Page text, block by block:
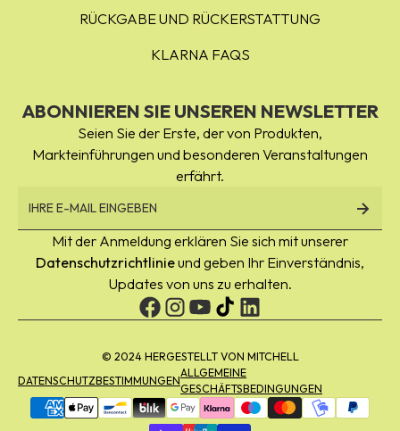
ABONNIEREN SIE UNSEREN NEWSLETTER
Seien Sie der Erste, der von Produkten,
Markteinführungen und besonderen Veranstaltungen
erfährt.
Mit der Anmeldung erklären Sie sich mit unserer
Datenschutzrichtlinieund geben Ihr Einverständnis,
Updates von uns zu erhalten.
RÜCKGABE UND RÜCKERSTATTUNG
KLARNA FAQS
© 2024 HERGESTELLT VON MITCHELL
DATENSCHUTZBESTIMMUNGEN
ALLGEMEINE
GESCHÄFTSBEDINGUNGEN
Zahlungsmöglichkeiten